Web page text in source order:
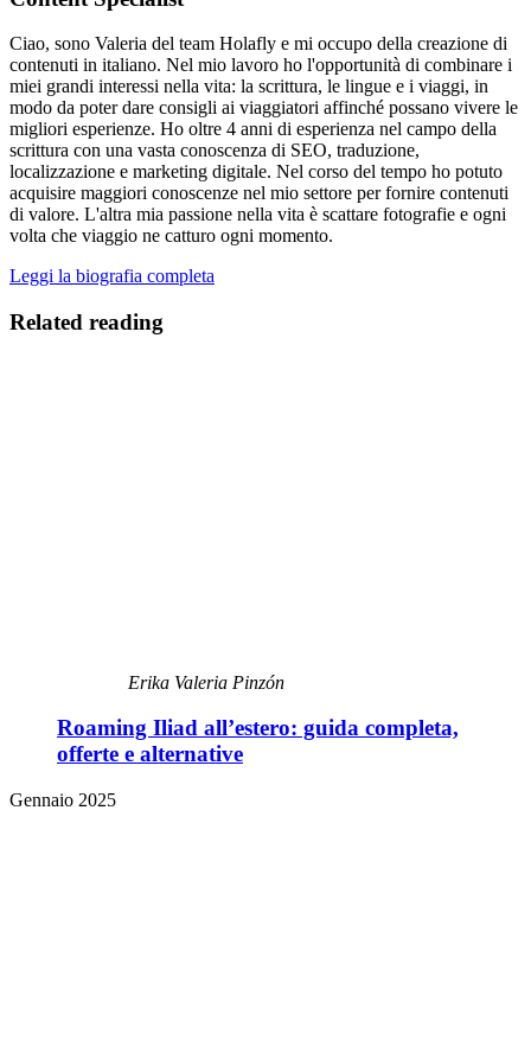
Ciao, sono Valeria del team Holafly e mi occupo della creazione di
contenuti in italiano. Nel mio lavoro ho l'opportunità di combinare i
miei grandi interessi nella vita: la scrittura, le lingue e i viaggi, in
modo da poter dare consigli ai viaggiatori affinché possano vivere le
migliori esperienze. Ho oltre 4 anni di esperienza nel campo della
scrittura con una vasta conoscenza di SEO, traduzione,
localizzazione e marketing digitale. Nel corso del tempo ho potuto
acquisire maggiori conoscenze nel mio settore per fornire contenuti
di valore. L'altra mia passione nella vita è scattare fotografie e ogni
volta che viaggio ne catturo ogni momento.
Leggi la biografia completa
Related reading
Erika Valeria Pinzón
Roaming Iliad all’estero: guida completa,
offerte e alternative
Gennaio 2025